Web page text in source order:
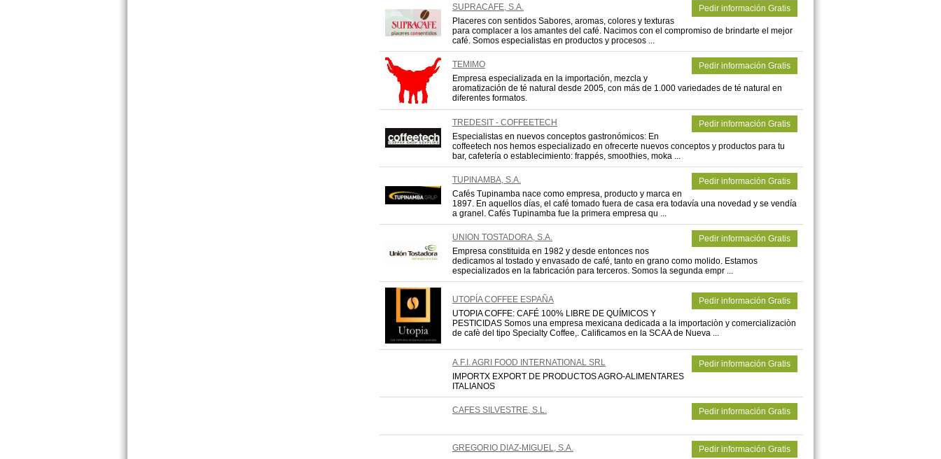
SUPRACAFE, S.A.
Pedir información Gratis
Placeres con sentidos Sabores, aromas, colores y texturas
para complacer a los amantes del café. Nacimos con el compromiso de brindarte el mejor
café. Somos especialistas en productos y procesos ...
TEMIMO
Pedir información Gratis
Empresa especializada en la importación, mezcla y
aromatización de té natural desde 2005, con más de 1.000 variedades de té natural en
diferentes formatos.
TREDESIT - COFFEETECH
Pedir información Gratis
Especialistas en nuevos conceptos gastronómicos: En
coffeetech nos hemos especializado en ofrecerte nuevos conceptos y productos para tu
bar, cafetería o establecimiento: frappés, smoothies, moka ...
TUPINAMBA, S.A.
Pedir información Gratis
Cafés Tupinamba nace como empresa, producto y marca en
1897. En aquellos días, el café tomado fuera de casa era todavía una novedad y se vendía
a granel. Cafés Tupinamba fue la primera empresa qu ...
UNION TOSTADORA, S.A.
Pedir información Gratis
Empresa constituida en 1982 y desde entonces nos
dedicamos al tostado y envasado de café, tanto en grano como molido. Estamos
especializados en la fabricación para terceros. Somos la segunda empr ...
UTOPÍA COFFEE ESPAÑA
Pedir información Gratis
UTOPIA COFFE: CAFÉ 100% LIBRE DE QUÍMICOS Y
PESTICIDAS Somos una empresa mexicana dedicada a la importaciòn y comercializaciòn
de cafè del tipo Specialty Coffee,. Calificamos en la SCAA de Nueva ...
A.F.I. AGRI FOOD INTERNATIONAL SRL
Pedir información Gratis
IMPORTX EXPORT DE PRODUCTOS AGRO-ALIMENTARES
ITALIANOS
CAFES SILVESTRE, S.L. Pedir información Gratis
GREGORIO DIAZ-MIGUEL, S.A. Pedir información Gratis